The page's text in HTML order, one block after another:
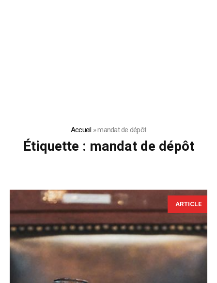
Accueil »mandat de dépôt
Étiquette : mandat de dépôt
ARTICLE